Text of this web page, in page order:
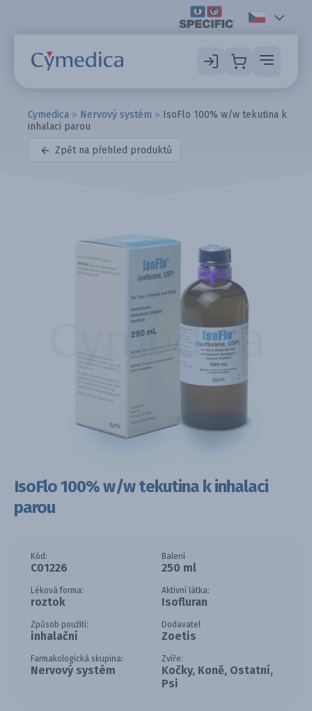
Cymedica » Nervový systém » IsoFlo 100% w/w tekutina k
inhalaci parou
Zpět na přehled produktů
IsoFlo 100% w/w tekutina k inhalaci
parou
Kód:
C01226
Balení
250 ml
Léková forma:
roztok
Aktivní látka:
Isofluran
Způsob použití:
inhalační
Dodavatel
Zoetis
Farmakologická skupina:
Nervový systém
Zvíře:
Kočky, Koně, Ostatní,
Psi